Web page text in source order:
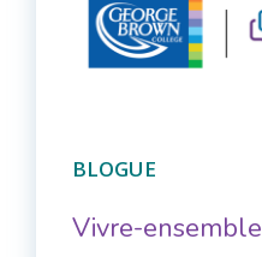
BLOGUE
Vivre-ensemble